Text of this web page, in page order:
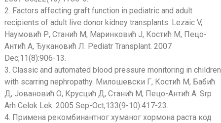
2. Factors affecting graft function in pediatric and adult
recipients of adult live donor kidney transplants. Lezaic V,
Наумовић Р, Станић М, Маринковић Ј, Костић М, Пецо-
Антић А, Ђукановић Л. Pediatr Transplant. 2007
Dec;11(8):906-13.
3. Classic and automated blood pressure monitoring in children
with scarring nephropathy. Милошевски Г, Костић М, Бабић
Д, Јовановић О, Крусцић Д, Станић М, Пецо-Антић А. Srp
Arh Celok Lek. 2005 Sep-Oct;133(9-10):417-23.
4. Примена рекомбинантног хуманог хормона раста код